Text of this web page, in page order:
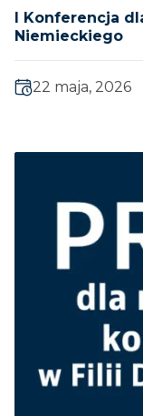
I Konferencja
Niemieckiego
22 maja, 2026